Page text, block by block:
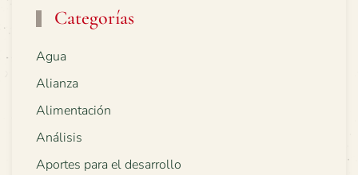
Categorías
Agua
Alianza
Alimentación
Análisis
Aportes para el desarrollo